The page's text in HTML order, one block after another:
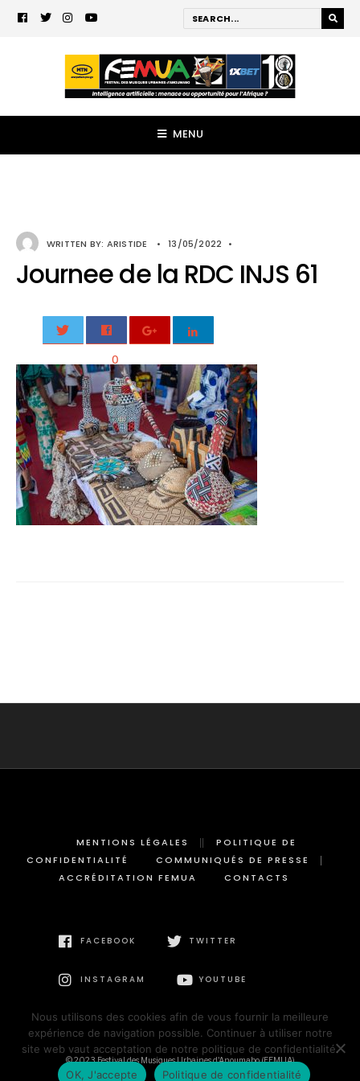
MENU
WRITTEN BY: ARISTIDE • 13/05/2022 •
Journee de la RDC INJS 61
0
MENTIONS LÉGALES
POLITIQUE DE
CONFIDENTIALITÉ
COMMUNIQUÉS DE PRESSE
ACCRÉDITATION FEMUA
CONTACTS
FACEBOOK TWITTER
INSTAGRAM YOUTUBE
© 2023 Festival des Musiques Urbaines d'Anoumabo (FEMUA)
Nous utilisons des cookies afin de vous fournir la meilleure
expérience de navigation possible. Continuer à utiliser notre
site web vaut acceptation de notre politique de confidentialité.
OK, J'accepte
Politique de confidentialité